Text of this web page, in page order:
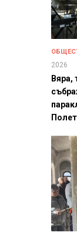
2026
Вяра,